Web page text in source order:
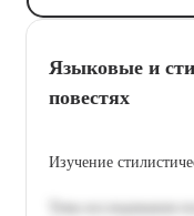
Языковые и
повестях
Изучение